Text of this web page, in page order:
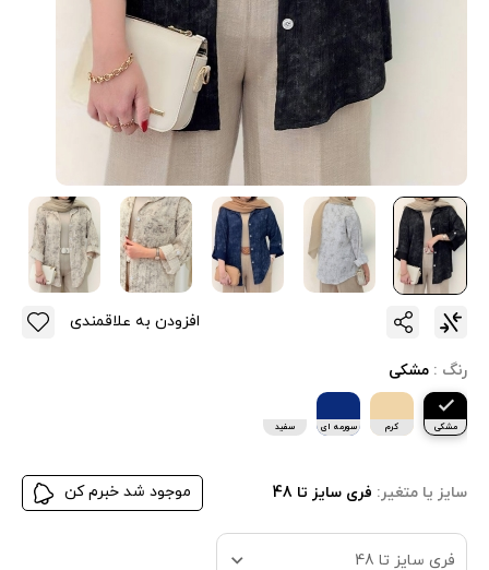
رنگ : مشکی
مشکی کرم سورمه ای سفید
سایز یا متغیر: فری سایز تا 48 موجود شد خبرم کن
فری سایز تا 48
افزودن به علاقمندی